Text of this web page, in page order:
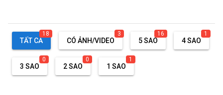
TẤT CẢ
18
CÓ ẢNH/VIDEO
3
5 SAO
16
4 SAO
1
3 SAO
0
2 SAO
0
1 SAO
1